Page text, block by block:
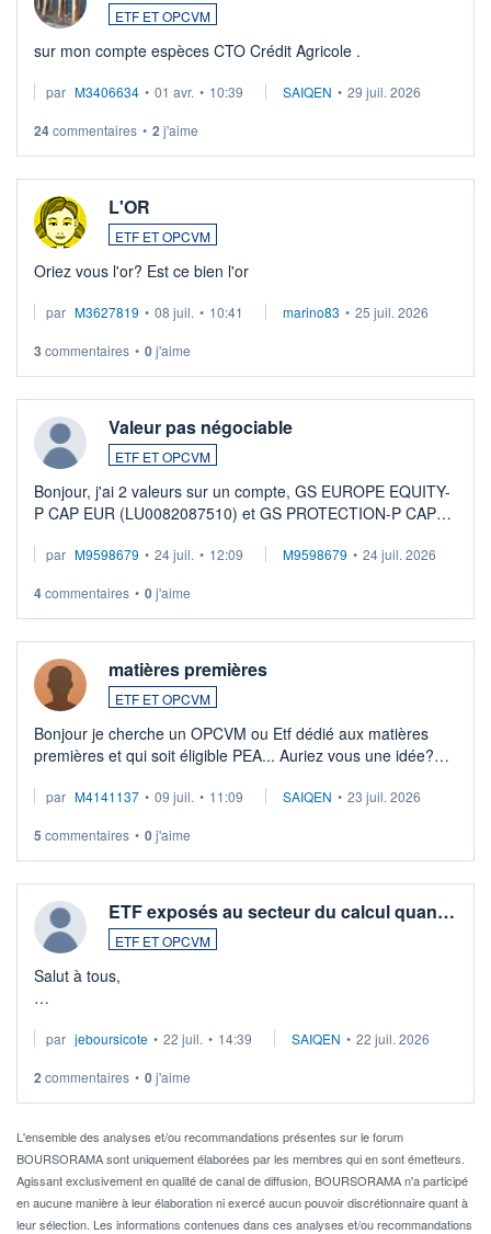
ETF ET OPCVM
sur mon compte espèces CTO Crédit Agricole .
par M3406634 • 01 avr. • 10:39 SAIQEN • 29 juil. 2026
24commentaires • 2 j'aime
L'OR
ETF ET OPCVM
Oriez vous l'or? Est ce bien l'or
par M3627819 • 08 juil. • 10:41 marino83 • 25 juil. 2026
3 commentaires • 0j'aime
Valeur pas négociable
ETF ET OPCVM
Bonjour, j'ai 2 valeurs sur un compte, GS EUROPE EQUITY-
P CAP EUR (LU0082087510) et GS PROTECTION-P CAP
veux procéder à la vente, on me signale ...
par M9598679 • 24 juil. • 12:09 M9598679 • 24 juil. 2026
4commentaires • 0j'aime
matières premières
ETF ET OPCVM
Bonjour je cherche un OPCVM ou Etf dédié aux matières
premières et qui soit éligible PEA... Auriez vous une idée?
par M4141137 • 09 juil. • 11:09 SAIQEN • 23 juil. 2026
5 commentaires • 0j'aime
ETF exposés au secteur du calcul quan…
ETF ET OPCVM
Salut à tous,
via un ETF plutôt que des actions individuelles.
Idéalement, je voudrais qu'il soit éligible au PEA.
Pour l' ...
par jeboursicote • 22 juil. • 14:39 SAIQEN • 22 juil. 2026
2 commentaires • 0j'aime
L'ensemble des analyses et/ou recommandations présentes sur le forum
BOURSORAMA sont uniquement élaborées par les membres qui en sont émetteurs.
Agissant exclusivement en qualité de canal de diffusion, BOURSORAMA n'a participé
en aucune manière à leur élaboration ni exercé aucun pouvoir discrétionnaire quant à
leur sélection. Les informations contenues dans ces analyses et/ou recommandations